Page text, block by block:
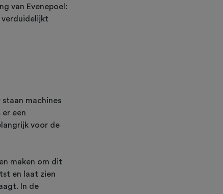
van Evenepoel:
verduidelijkt
machines
een
voor de
maken om dit
en laat zien
In de